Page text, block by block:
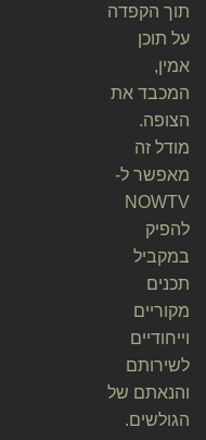
תוך הקפדה
על תוכן
אמין,
המכבד את
הצופה.
מודל זה
מאפשר ל-
NOWTV
להפיק
במקביל
תכנים
מקוריים
וייחודיים
לשירותם
והנאתם של
הגולשים.